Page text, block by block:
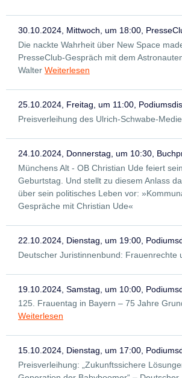
30.10.2024, Mittwoch, um 18:00,
Die nackte Wahrheit über New Space
PresseClub-Gespräch mit dem
Walter Weiterlesen
25.10.2024, Freitag, um 11:00,
Preisverleihung des Ulrich-Schwabe-
24.10.2024, Donnerstag, um 10:30,
Münchens Alt - OB Christian Ude feiert
Geburtstag. Und stellt zu diesem Anlass
über sein politisches Leben vor:
Gespräche mit Christian Ude«
22.10.2024, Dienstag, um 19:00,
Deutscher Juristinnenbund: Frauenrechte
19.10.2024, Samstag, um 10:00,
125. Frauentag in Bayern – 75 Jahre
Weiterlesen
15.10.2024, Dienstag, um 17:00,
Preisverleihung: „Zukunftssichere